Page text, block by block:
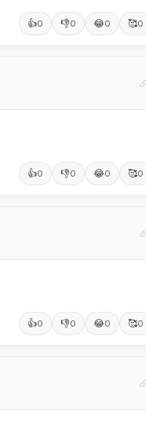
👍0 👎0 😂0 🥰0
👍0 👎0 😂0 🥰0
👍0 👎0 😂0 🥰0